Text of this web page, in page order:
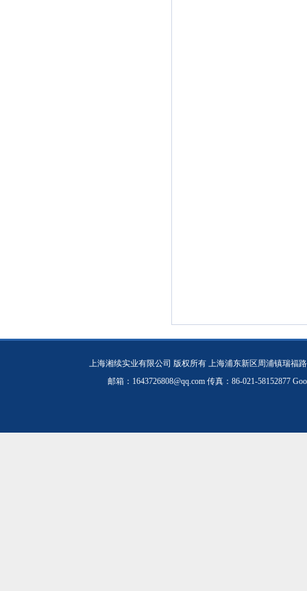
上海湘续实业有限公司 版权所有 上海浦东新区周浦镇瑞福
邮箱：1643726808@qq.com 传真：86-021-58152877